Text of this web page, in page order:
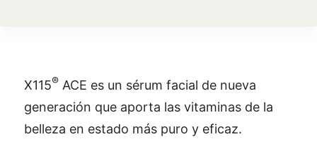
X115® ACE es un sérum facial de nueva
generación que aporta las vitaminas de la
belleza en estado más puro y eficaz.